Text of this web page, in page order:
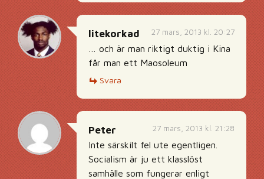
27 mars, 2013 kl. 20:27
litekorkad
… och är man riktigt duktig i Kina
får man ett Maosoleum
Svara
27 mars, 2013 kl. 21:28
Peter
Inte särskilt fel ute egentligen.
Socialism är ju ett klasslöst
samhälle som fungerar enligt